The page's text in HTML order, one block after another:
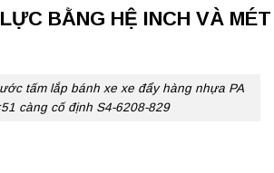
BẰNG HỆ INCH VÀ MÉT
tấm lắp bánh xe xe đẩy hàng nhựa PA
càng cố định S4-6208-829